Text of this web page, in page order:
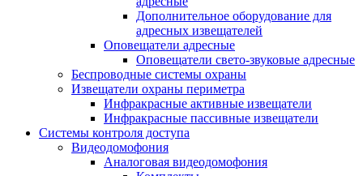
Дополнительное оборудование для
адресных извещателей
Оповещатели адресные
Оповещатели свето-звуковые адресные
Беспроводные системы охраны
Извещатели охраны периметра
Инфракрасные активные извещатели
Инфракрасные пассивные извещатели
Системы контроля доступа
Видеодомофония
Аналоговая видеодомофония